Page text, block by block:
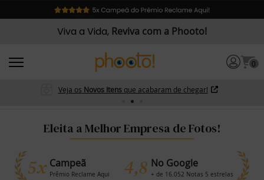
Viva a Vida, Reviva com a Phooto!
0
Veja os Novos Itens que acabaram de chegar!
Eleita a Melhor Empresa de Fotos!
5x Campeã
Prêmio Reclame Aqui 4,8 No Google
+ de 16.052 Notas 5 estrelas